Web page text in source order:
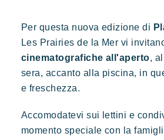
Prairies de la mer
Indimenticabile
Tropez, una posizione eccezionale.
Le vostre prossime
Vacanze in movimento
Divertirsi in famiglia
Prendersi il tempo
L'applicazione Riviera Villages
Per questa nuova edizione di
Les Prairies de la Mer vi
cinematografiche all'aperto,
sera, accanto alla piscina, in
e freschezza.
Accomodatevi sui lettini e
momento speciale con la